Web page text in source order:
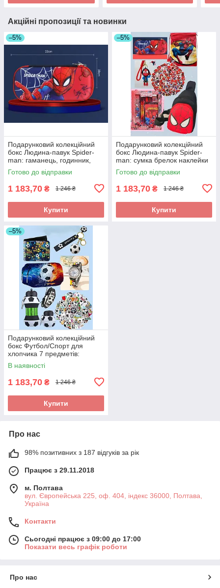
Акційні пропозиції та новинки
–5%
Подарунковий колекційний
бокс Людина-павук Spider-
man: гаманець, годинник,
брелок наклейки пенал
Готово до відправки
1 183,70 ₴ 1 246 ₴
Купити
–5%
Подарунковий колекційний
бокс Людина-павук Spider-
man: сумка брелок наклейки
пенал набір канцелярії
Готово до відправки
1 183,70 ₴ 1 246 ₴
Купити
–5%
Подарунковий колекційний
бокс Футбол/Спорт для
хлопчика 7 предметів:
пляшка, годинник, пенал,
брелок, гаманець, наклейки,
В наявності
1 183,70 ₴ 1 246 ₴
Купити
Про нас
98% позитивних з 187 відгуків за рік
Працює з 29.11.2018
м. Полтава
вул. Європейська 225, оф. 404, індекс 36000, Полтава,
Україна
Контакти
Сьогодні працює з 09:00 до 17:00
Показати весь графік роботи
Про нас